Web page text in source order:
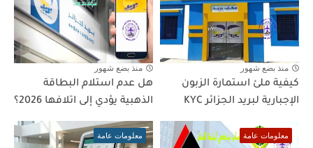
منذ بضع شهور
كيفية ملئ استمارة الزبون
الإجبارية لبريد الجزائر KYC
منذ بضع شهور
هل عدم استلام البطاقة
الذهبية يؤدي إلى اتلافها 2026؟
معلومات عامة معلومات عامة